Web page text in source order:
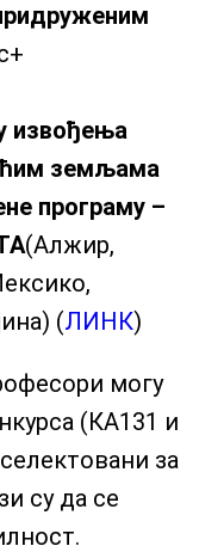
извођења
земљама
програму –
(Алжир,
(ЛИНК)
могу
(КА131 и
за
су да се